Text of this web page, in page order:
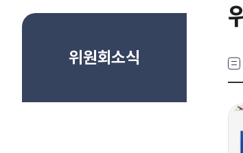
위원회소식